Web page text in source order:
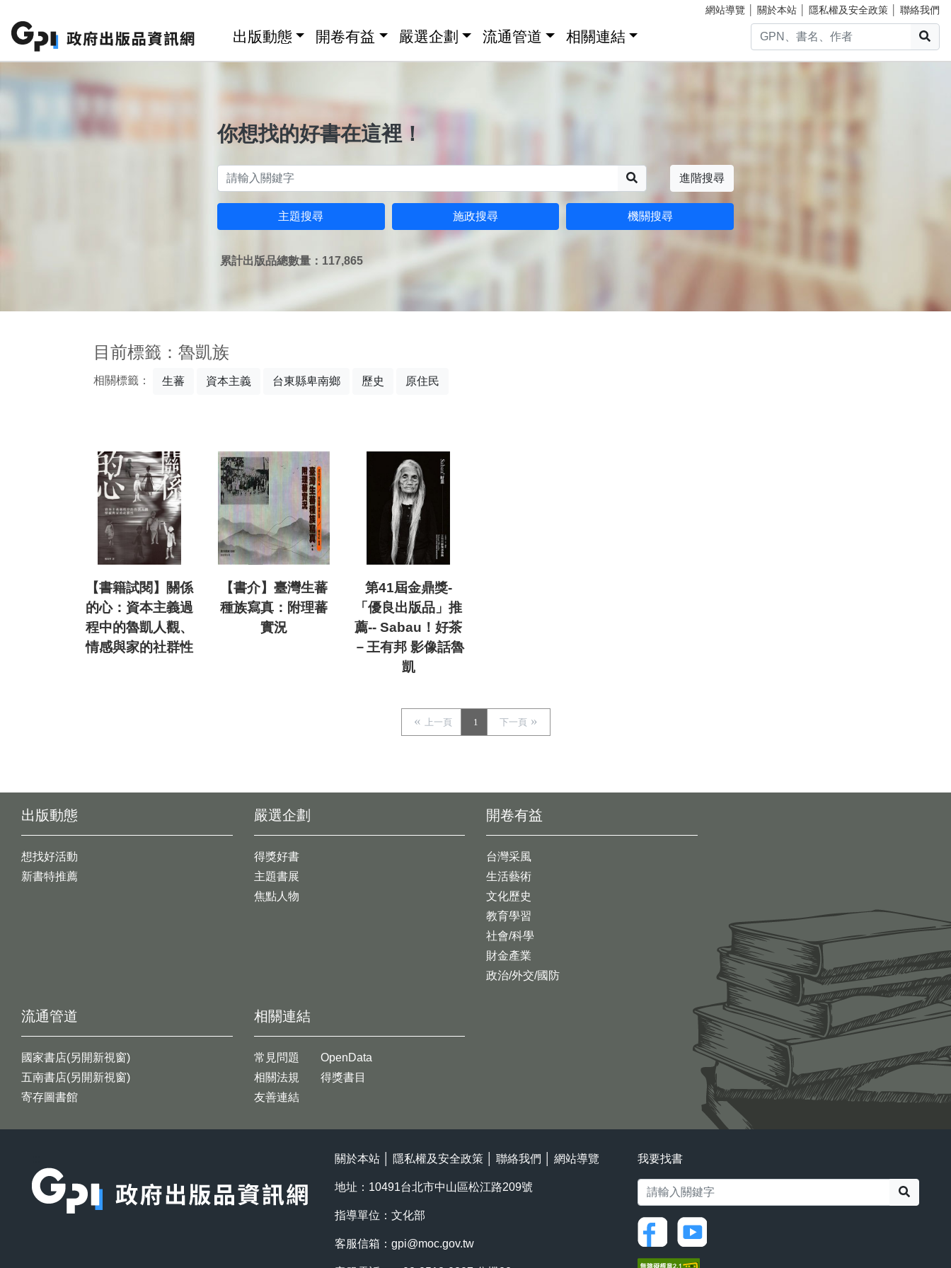
網站導覽 關於本站 隱私權及安全政策 聯絡我們
出版動態 開卷有益 嚴選企劃 流通管道 相關連結
你想找的好書在這裡！
進階搜尋
主題搜尋 施政搜尋 機關搜尋
累計出版品總數量：117,865
目前標籤：魯凱族
相關標籤： 生蕃 資本主義 台東縣卑南鄉 歷史 原住民
【書籍試閱】關係
的心：資本主義過
程中的魯凱人觀、
情感與家的社群性
【書介】臺灣生蕃
種族寫真：附理蕃
實況
第41屆金鼎獎-
「優良出版品」推
薦-- Sabau！好茶
－王有邦 影像話魯
凱
上一頁 1 下一頁
出版動態
想找好活動
新書特推薦
開卷有益
台灣采風
生活藝術
文化歷史
教育學習
社會/科學
財金產業
政治/外交/國防
嚴選企劃
得獎好書
主題書展
焦點人物
流通管道
國家書店(另開新視窗)
五南書店(另開新視窗)
寄存圖書館
相關連結
常見問題
相關法規
友善連結
OpenData
得獎書目
關於本站 隱私權及安全政策 聯絡我們 網站導覽
地址：10491台北市中山區松江路209號
指導單位：文化部
客服信箱： gpi@moc.gov.tw
我要找書